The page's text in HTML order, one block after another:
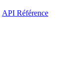
API Référence